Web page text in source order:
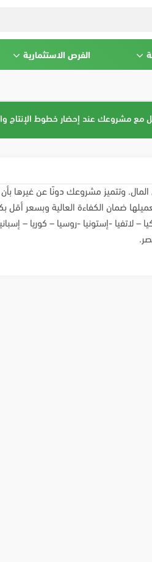
الفرص الاستثمارية
مع مشروعك عند إحضار خطوط الإنتاج
وتتميز مشروعك دونًا عن غيرها
ضمان الكفاءة العالية وبسعر أقل
-إستونيا -روسيا – كوريا –